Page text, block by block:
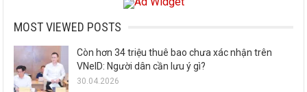
MOST VIEWED POSTS
Còn hơn 34 triệu thuê bao chưa xác nhận trên
VNeID: Người dân cần lưu ý gì?
30.04.2026